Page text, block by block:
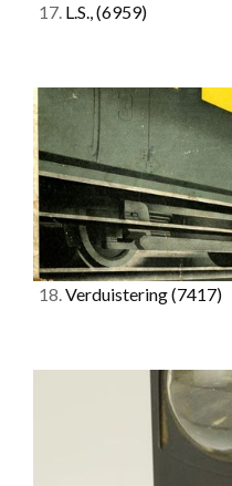
17. L.S.,(6959)
18.Verduistering(7417)